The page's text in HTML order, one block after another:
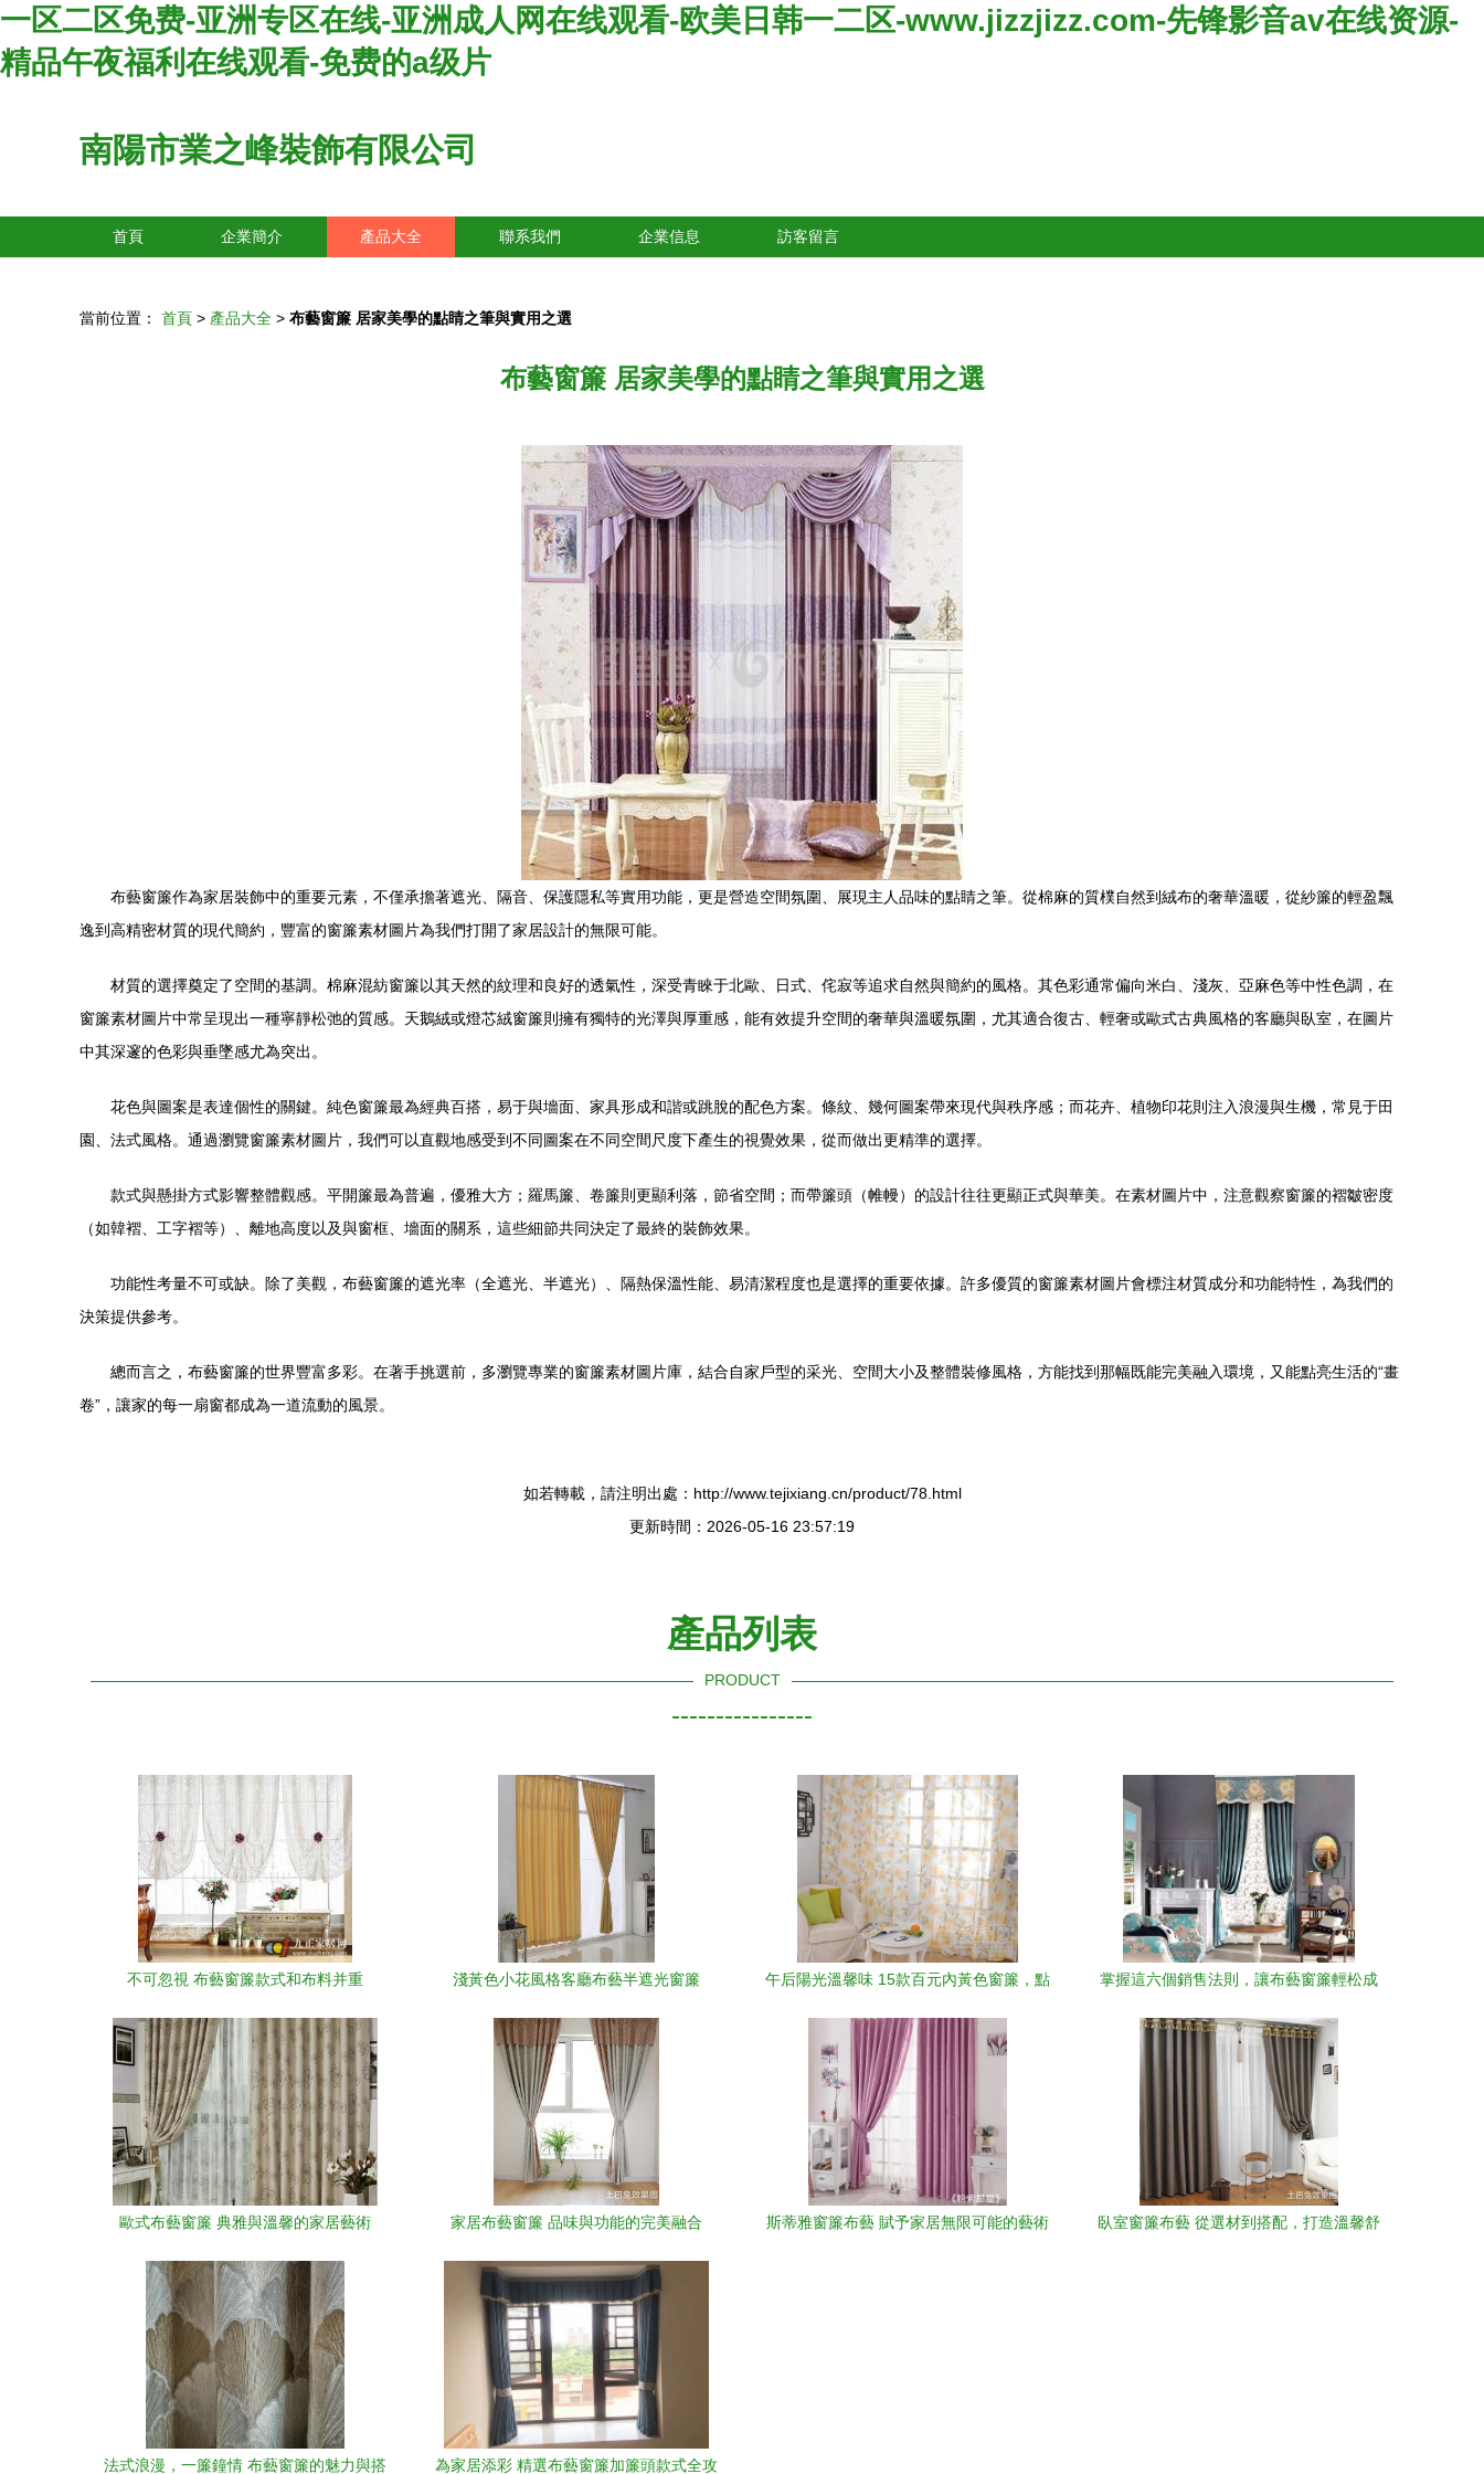
一区二区免费-亚洲专区在线-亚洲成人网在线观看-欧美日韩一二区-www.jizzjizz.com-先锋影音av在线资源-
精品午夜福利在线观看-免费的a级片
南陽市業之峰裝飾有限公司
首頁 企業簡介 產品大全 聯系我們 企業信息 訪客留言
當前位置： 首頁 > 產品大全 > 布藝窗簾 居家美學的點睛之筆與實用之選
布藝窗簾 居家美學的點睛之筆與實用之選
布藝窗簾作為家居裝飾中的重要元素，不僅承擔著遮光、隔音、保護隱私等實用功能，更是營造空間氛圍、展現主人品味的點睛之筆。從棉麻的質樸自然到絨布的奢華溫暖，從紗簾的輕盈飄
逸到高精密材質的現代簡約，豐富的窗簾素材圖片為我們打開了家居設計的無限可能。
材質的選擇奠定了空間的基調。棉麻混紡窗簾以其天然的紋理和良好的透氣性，深受青睞于北歐、日式、侘寂等追求自然與簡約的風格。其色彩通常偏向米白、淺灰、亞麻色等中性色調，在
窗簾素材圖片中常呈現出一種寧靜松弛的質感。天鵝絨或燈芯絨窗簾則擁有獨特的光澤與厚重感，能有效提升空間的奢華與溫暖氛圍，尤其適合復古、輕奢或歐式古典風格的客廳與臥室，在圖片
中其深邃的色彩與垂墜感尤為突出。
花色與圖案是表達個性的關鍵。純色窗簾最為經典百搭，易于與墻面、家具形成和諧或跳脫的配色方案。條紋、幾何圖案帶來現代與秩序感；而花卉、植物印花則注入浪漫與生機，常見于田
園、法式風格。通過瀏覽窗簾素材圖片，我們可以直觀地感受到不同圖案在不同空間尺度下產生的視覺效果，從而做出更精準的選擇。
款式與懸掛方式影響整體觀感。平開簾最為普遍，優雅大方；羅馬簾、卷簾則更顯利落，節省空間；而帶簾頭（帷幔）的設計往往更顯正式與華美。在素材圖片中，注意觀察窗簾的褶皺密度
（如韓褶、工字褶等）、離地高度以及與窗框、墻面的關系，這些細節共同決定了最終的裝飾效果。
功能性考量不可或缺。除了美觀，布藝窗簾的遮光率（全遮光、半遮光）、隔熱保溫性能、易清潔程度也是選擇的重要依據。許多優質的窗簾素材圖片會標注材質成分和功能特性，為我們的
決策提供參考。
總而言之，布藝窗簾的世界豐富多彩。在著手挑選前，多瀏覽專業的窗簾素材圖片庫，結合自家戶型的采光、空間大小及整體裝修風格，方能找到那幅既能完美融入環境，又能點亮生活的“畫
卷”，讓家的每一扇窗都成為一道流動的風景。
如若轉載，請注明出處：http://www.tejixiang.cn/product/78.html
更新時間：2026-05-16 23:57:19
產品列表
PRODUCT
----------------
不可忽視 布藝窗簾款式和布料并重
淺黃色小花風格客廳布藝半遮光窗簾
午后陽光溫馨味 15款百元內黃色窗簾，點
掌握這六個銷售法則，讓布藝窗簾輕松成
歐式布藝窗簾 典雅與溫馨的家居藝術 家居布藝窗簾 品味與功能的完美融合
斯蒂雅窗簾布藝 賦予家居無限可能的藝術
臥室窗簾布藝 從選材到搭配，打造溫馨舒
法式浪漫，一簾鐘情 布藝窗簾的魅力與搭
為家居添彩 精選布藝窗簾加簾頭款式全攻